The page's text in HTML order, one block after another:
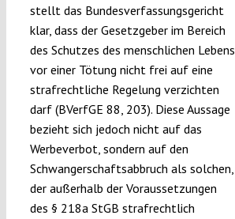
stellt das Bundesverfassungsgericht
klar, dass der Gesetzgeber im Bereich
des Schutzes des menschlichen Lebens
vor einer Tötung nicht frei auf eine
strafrechtliche Regelung verzichten
darf (BVerfGE 88, 203). Diese Aussage
bezieht sich jedoch nicht auf das
Werbeverbot, sondern auf den
Schwangerschaftsabbruch als solchen,
der außerhalb der Voraussetzungen
des § 218a StGB strafrechtlich